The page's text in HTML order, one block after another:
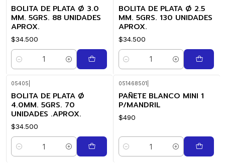
BOLITA DE PLATA Ø 3.0
MM. 5GRS. 88 UNIDADES
APROX.
$34.500
Cantidad
BOLITA DE PLATA Ø 2.5
MM. 5GRS. 130 UNIDADES
APROX.
$34.500
Cantidad
05405
BOLITA DE PLATA Ø
4.0MM. 5GRS. 70
UNIDADES .APROX.
$34.500
Cantidad
051468501
PAÑETE BLANCO MINI 1
P/MANDRIL
$490
Cantidad